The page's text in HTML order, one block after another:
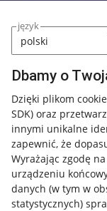
język
Dbamy o
Dzięki plikom
SDK) oraz
innymi unikalne
zapewnić, że
Wyrażając zgodę
urządzeniu
danych (w tym w
statystycznych)